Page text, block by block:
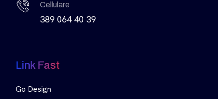
Cellulare
389 064 40 39
Link Fast
Go Design